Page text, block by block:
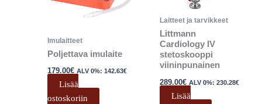
Imulaitteet
Poljettava imulaite
179.00€ ALV 0%:142.63€
Lisää
ostoskoriin
Laitteet ja tarvikkeet
Littmann
Cardiology IV
stetoskooppi
viininpunainen
289.00€ ALV 0%:230.28€
Lisää